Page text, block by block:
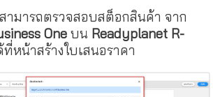
ามารถตรวจสอบสต็อกสินค้า จาก
One บน Readyplanet R-
ที่หน้าสร้างใบเสนอราคา